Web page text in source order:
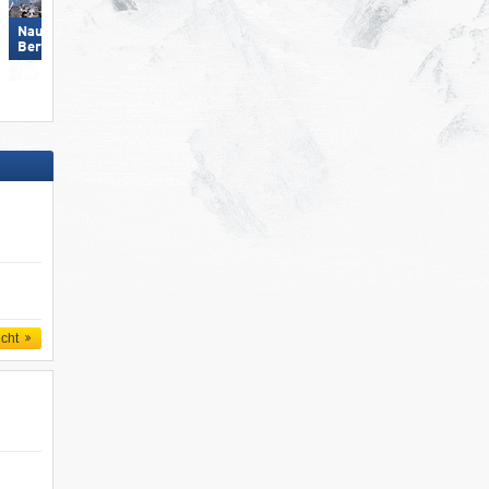
Nauders am Reschenpass –
Bergkastel
Obertauern